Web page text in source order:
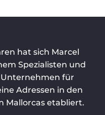
hat sich Marcel
Spezialisten und
für
Adressen in den
Mallorcas etabliert.